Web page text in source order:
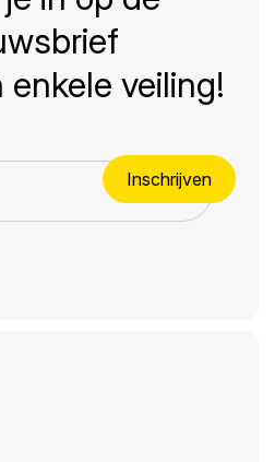
enkele veiling!
Inschrijven